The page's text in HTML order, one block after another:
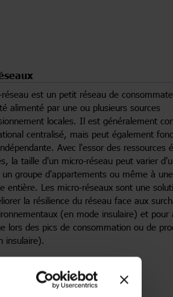
est un petit réseau de
alimenté par une ou plusieurs sources
locales. Il est généralement
centralisé, mais peut également
Avec l'essor des ressources
la taille d'un micro-réseau peut varier
un groupe d'appartements ou même à
entière. Les micro-réseaux sont une
la résilience du réseau face aux
(en mode insulaire) et pour
lors des pics de consommation ou de
insulaire).
En savoir plus